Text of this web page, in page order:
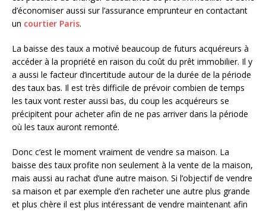
d’économiser aussi sur l’assurance emprunteur en contactant
un courtier Paris.
La baisse des taux a motivé beaucoup de futurs acquéreurs à
accéder à la propriété en raison du coût du prêt immobilier. Il y
a aussi le facteur d’incertitude autour de la durée de la période
des taux bas. Il est très difficile de prévoir combien de temps
les taux vont rester aussi bas, du coup les acquéreurs se
précipitent pour acheter afin de ne pas arriver dans la période
où les taux auront remonté.
Donc c’est le moment vraiment de vendre sa maison. La
baisse des taux profite non seulement à la vente de la maison,
mais aussi au rachat d’une autre maison. Si l’objectif de vendre
sa maison et par exemple d’en racheter une autre plus grande
et plus chère il est plus intéressant de vendre maintenant afin